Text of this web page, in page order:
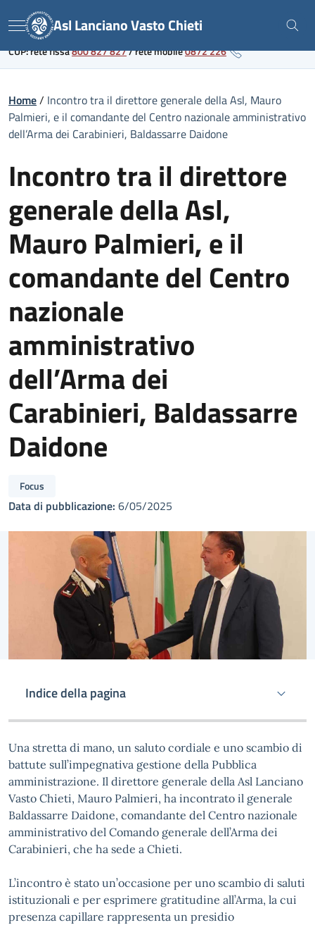
to
content
Link al portale sanitario regionale
Menu Asl Lanciano Vasto Chieti
CUP: rete fissa800 827 827/rete mobile0872 226
Home/ Incontro tra il direttore generale della Asl, Mauro
Palmieri, e il comandante del Centro nazionale amministrativo
dell’Arma dei Carabinieri, Baldassarre Daidone
Incontro tra il direttore
generale della Asl,
Mauro Palmieri, e il
comandante del Centro
nazionale
amministrativo
dell’Arma dei
Carabinieri, Baldassarre
Daidone
Focus
Data di pubblicazione: 6/05/2025
Indice della pagina
Una stretta di mano, un saluto cordiale e uno scambio di
battute sull’impegnativa gestione della Pubblica
amministrazione. Il direttore generale della Asl Lanciano
Vasto Chieti, Mauro Palmieri, ha incontrato il generale
Baldassarre Daidone, comandante del Centro nazionale
amministrativo del Comando generale dell’Arma dei
Carabinieri, che ha sede a Chieti.
L’incontro è stato un’occasione per uno scambio di saluti
istituzionali e per esprimere gratitudine all’Arma, la cui
presenza capillare rappresenta un presidio